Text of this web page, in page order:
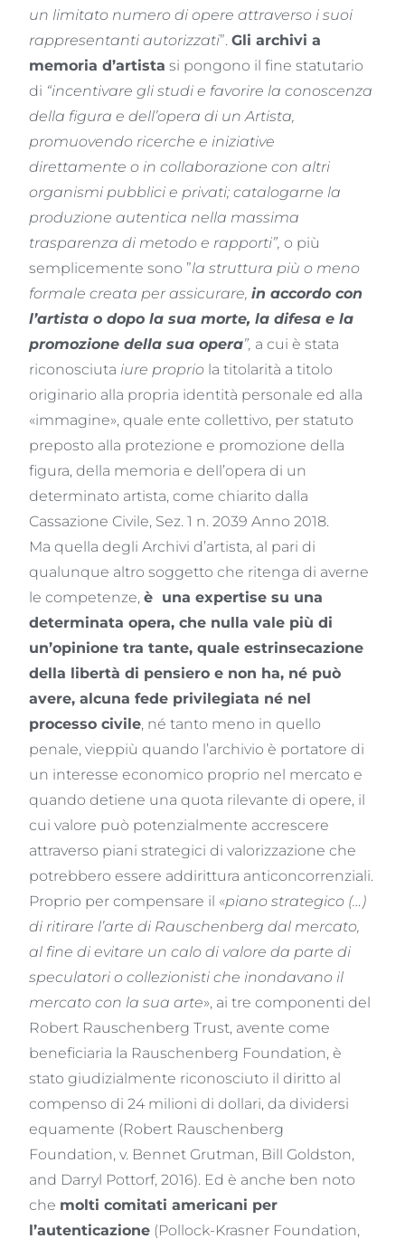
un limitato numero di opere attraverso i suoi
rappresentanti autorizzati”.Gli archivi a
memoria d’artista si pongono il fine statutario
di “incentivare gli studi e favorire la conoscenza
della figura e dell’opera di un Artista,
promuovendo ricerche e iniziative
direttamente o in collaborazione con altri
organismi pubblici e privati; catalogarne la
produzione autentica nella massima
trasparenza di metodo e rapporti”,o più
semplicemente sono ”la struttura più o meno
formale creata per assicurare,in accordo con
l’artista o dopo la sua morte, la difesa e la
promozione della sua opera”, a cui è stata
riconosciuta iure proprio la titolarità a titolo
originario alla propria identità personale ed alla
«immagine», quale ente collettivo, per statuto
preposto alla protezione e promozione della
figura, della memoria e dell’opera di un
determinato artista, come chiarito dalla
Cassazione Civile, Sez. 1 n. 2039 Anno 2018.
Ma quella degli Archivi d’artista, al pari di
qualunque altro soggetto che ritenga di averne
le competenze,è una expertise su una
determinata opera, che nulla vale più di
un’opinione tra tante, quale estrinsecazione
della libertà di pensiero e non ha, né può
avere, alcuna fede privilegiata né nel
processo civile, né tanto meno in quello
penale, vieppiù quando l’archivio è portatore di
un interesse economico proprio nel mercato e
quando detiene una quota rilevante di opere, il
cui valore può potenzialmente accrescere
attraverso piani strategici di valorizzazione che
potrebbero essere addirittura anticoncorrenziali.
Proprio per compensare il «piano strategico (…)
di ritirare l’arte di Rauschenberg dal mercato,
al fine di evitare un calo di valore da parte di
speculatori o collezionisti che inondavano il
mercato con la sua arte», ai tre componenti del
Robert Rauschenberg Trust, avente come
beneficiaria la Rauschenberg Foundation, è
stato giudizialmente riconosciuto il diritto al
compenso di 24 milioni di dollari, da dividersi
equamente (Robert Rauschenberg
Foundation, v. Bennet Grutman, Bill Goldston,
and Darryl Pottorf, 2016). Ed è anche ben noto
che molti comitati americani per
l’autenticazione (Pollock-Krasner Foundation,